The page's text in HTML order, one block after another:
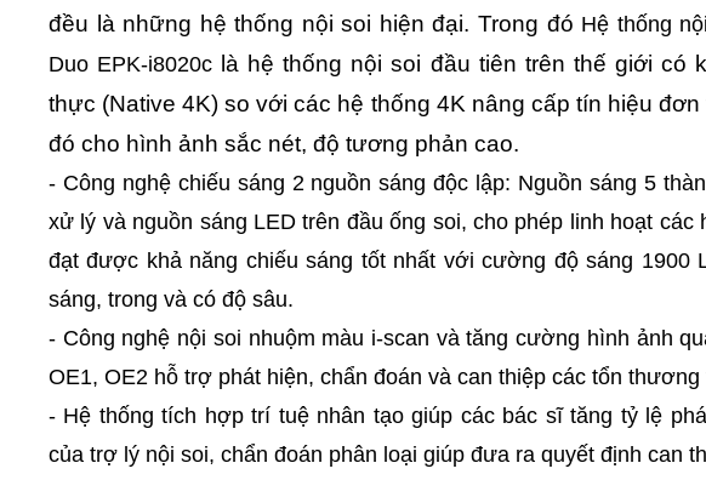
đều là những hệ thống nội soi hiện đại. Trong đó Hệ thống
Duo EPK-i8020c là hệ thống nội soi đầu tiên trên thế giới có
thực (Native 4K) so với các hệ thống 4K nâng cấp tín hiệu
đó cho hình ảnh sắc nét, độ tương phản cao.
- Công nghệ chiếu sáng 2 nguồn sáng độc lập: Nguồn sáng 5
xử lý và nguồn sáng LED trên đầu ống soi, cho phép linh hoạt các
đạt được khả năng chiếu sáng tốt nhất với cường độ sáng 1900
sáng, trong và có độ sâu.
- Công nghệ nội soi nhuộm màu i-scan và tăng cường hình ảnh
OE1, OE2 hỗ trợ phát hiện, chẩn đoán và can thiệp các tổn
- Hệ thống tích hợp trí tuệ nhân tạo giúp các bác sĩ tăng tỷ lệ
của trợ lý nội soi, chẩn đoán phân loại giúp đưa ra quyết định can